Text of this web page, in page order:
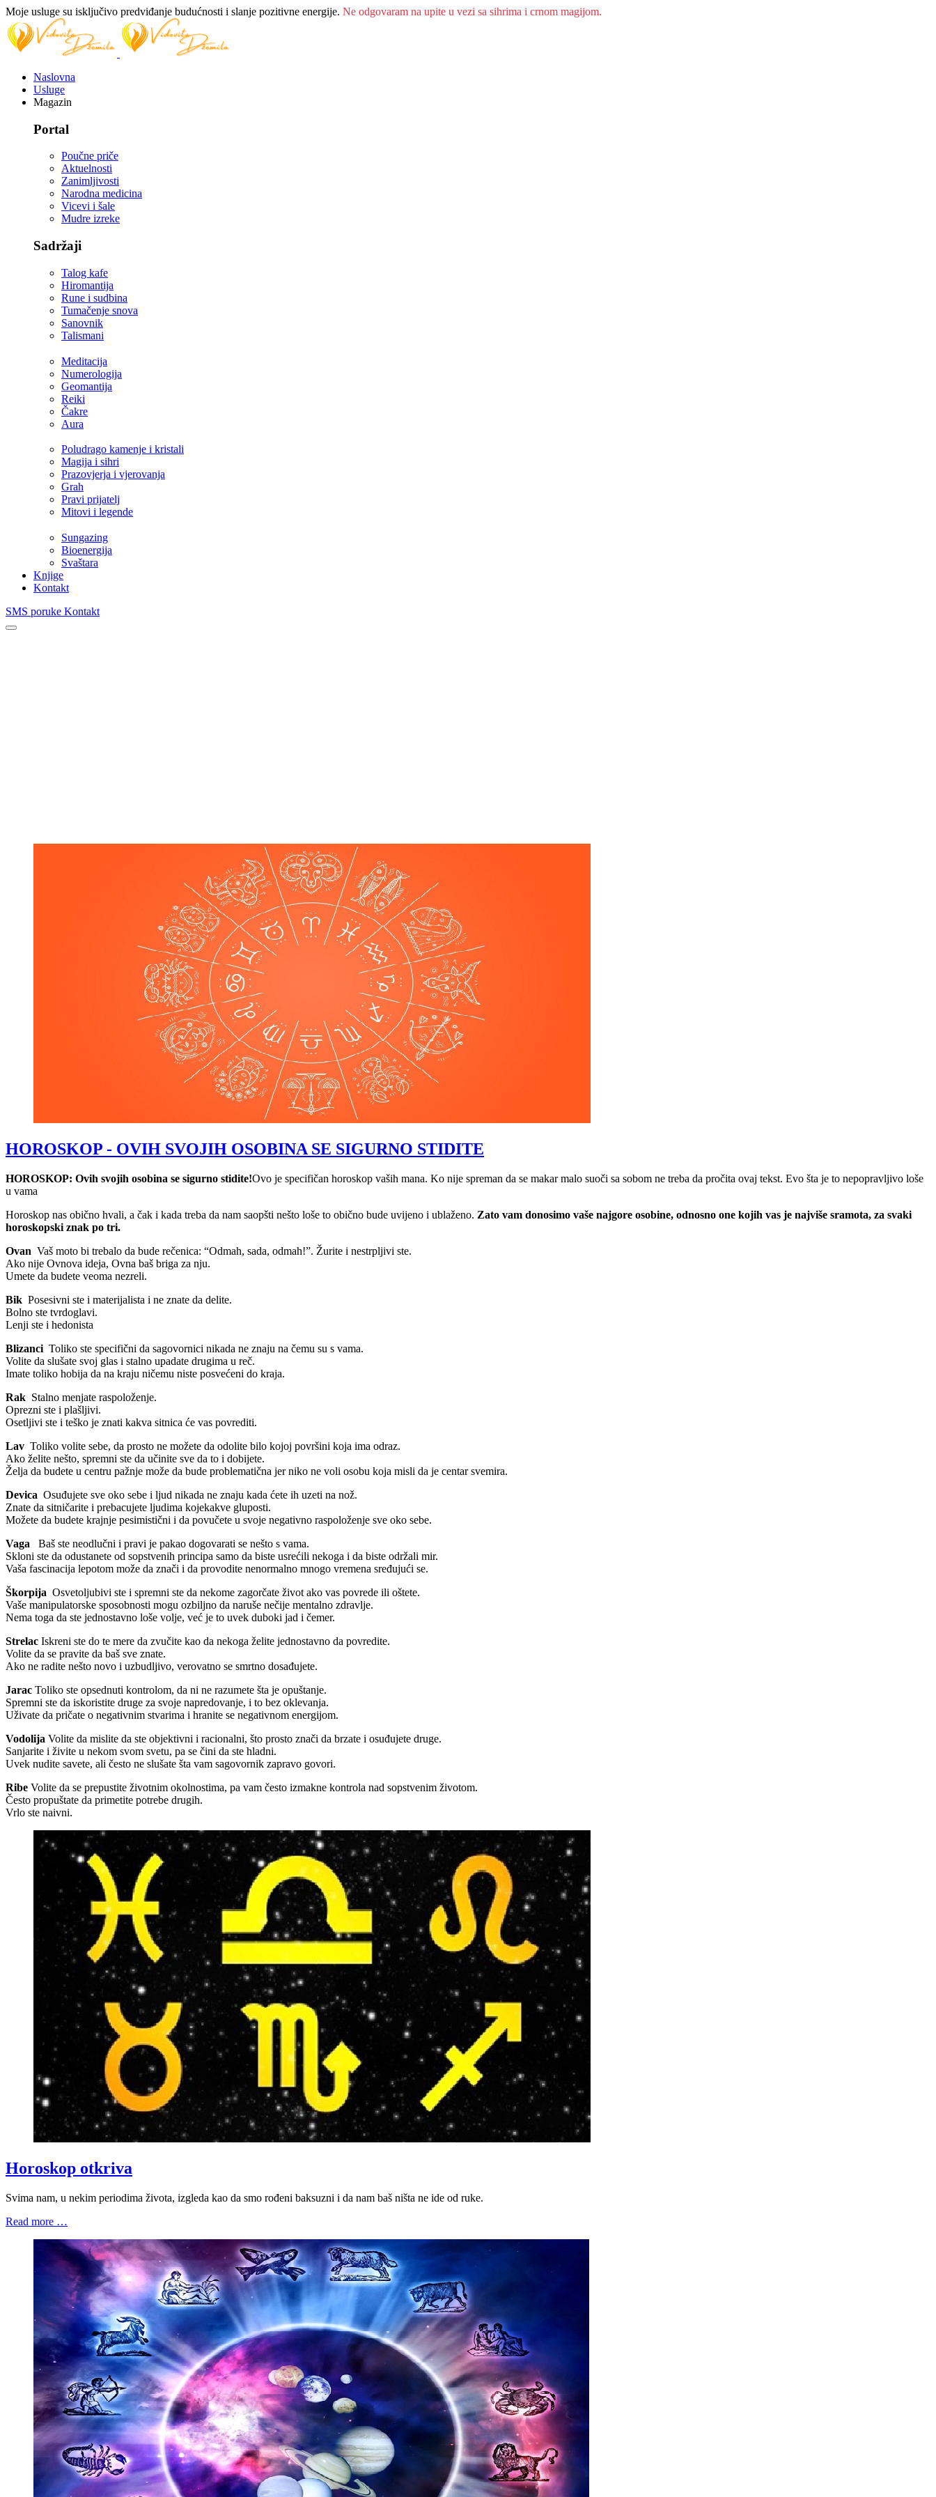
Moje usluge su isključivo predviđanje budućnosti i slanje pozitivne energije. Ne odgovaram na upite u vezi sa sihrima i crnom magijom.
Naslovna
Usluge
Magazin
Portal
Poučne priče
Aktuelnosti
Zanimljivosti
Narodna medicina
Vicevi i šale
Mudre izreke
Sadržaji
Talog kafe
Hiromantija
Rune i sudbina
Tumačenje snova
Sanovnik
Talismani
Meditacija
Numerologija
Geomantija
Reiki
Čakre
Aura
Poludrago kamenje i kristali
Magija i sihri
Prazovjerja i vjerovanja
Grah
Pravi prijatelj
Mitovi i legende
Sungazing
Bioenergija
Svaštara
Knjige
Kontakt
SMS poruke Kontakt
HOROSKOP - OVIH SVOJIH OSOBINA SE SIGURNO STIDITE
HOROSKOP: Ovih svojih osobina se sigurno stidite!Ovo je specifičan horoskop vaših mana. Ko nije spreman da se makar malo suoči sa sobom ne treba da pročita ovaj tekst. Evo šta je to nepopravljivo loše
u vama
Horoskop nas obično hvali, a čak i kada treba da nam saopšti nešto loše to obično bude uvijeno i ublaženo. Zato vam donosimo vaše najgore osobine, odnosno one kojih vas je najviše sramota, za svaki
horoskopski znak po tri.
Ovan Vaš moto bi trebalo da bude rečenica: “Odmah, sada, odmah!”. Žurite i nestrpljivi ste.
Ako nije Ovnova ideja, Ovna baš briga za nju.
Umete da budete veoma nezreli.
Bik Posesivni ste i materijalista i ne znate da delite.
Bolno ste tvrdoglavi.
Lenji ste i hedonista
Blizanci Toliko ste specifični da sagovornici nikada ne znaju na čemu su s vama.
Volite da slušate svoj glas i stalno upadate drugima u reč.
Imate toliko hobija da na kraju ničemu niste posvećeni do kraja.
Rak Stalno menjate raspoloženje.
Oprezni ste i plašljivi.
Osetljivi ste i teško je znati kakva sitnica će vas povrediti.
Lav Toliko volite sebe, da prosto ne možete da odolite bilo kojoj površini koja ima odraz.
Ako želite nešto, spremni ste da učinite sve da to i dobijete.
Želja da budete u centru pažnje može da bude problematična jer niko ne voli osobu koja misli da je centar svemira.
Devica Osuđujete sve oko sebe i ljud nikada ne znaju kada ćete ih uzeti na nož.
Znate da sitničarite i prebacujete ljudima kojekakve gluposti.
Možete da budete krajnje pesimistični i da povučete u svoje negativno raspoloženje sve oko sebe.
Vaga Baš ste neodlučni i pravi je pakao dogovarati se nešto s vama.
Skloni ste da odustanete od sopstvenih principa samo da biste usrećili nekoga i da biste održali mir.
Vaša fascinacija lepotom može da znači i da provodite nenormalno mnogo vremena sređujući se.
Škorpija Osvetoljubivi ste i spremni ste da nekome zagorčate život ako vas povrede ili oštete.
Vaše manipulatorske sposobnosti mogu ozbiljno da naruše nečije mentalno zdravlje.
Nema toga da ste jednostavno loše volje, već je to uvek duboki jad i čemer.
Strelac Iskreni ste do te mere da zvučite kao da nekoga želite jednostavno da povredite.
Volite da se pravite da baš sve znate.
Ako ne radite nešto novo i uzbudljivo, verovatno se smrtno dosađujete.
Jarac Toliko ste opsednuti kontrolom, da ni ne razumete šta je opuštanje.
Spremni ste da iskoristite druge za svoje napredovanje, i to bez oklevanja.
Uživate da pričate o negativnim stvarima i hranite se negativnom energijom.
Vodolija Volite da mislite da ste objektivni i racionalni, što prosto znači da brzate i osuđujete druge.
Sanjarite i živite u nekom svom svetu, pa se čini da ste hladni.
Uvek nudite savete, ali često ne slušate šta vam sagovornik zapravo govori.
Ribe Volite da se prepustite životnim okolnostima, pa vam često izmakne kontrola nad sopstvenim životom.
Često propuštate da primetite potrebe drugih.
Vrlo ste naivni.
Horoskop otkriva
Svima nam, u nekim periodima života, izgleda kao da smo rođeni baksuzni i da nam baš ništa ne ide od ruke.
Read more …